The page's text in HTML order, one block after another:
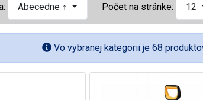
Abecedne ↑ Počet na stránke: 12
Vo vybranej kategorii je 68